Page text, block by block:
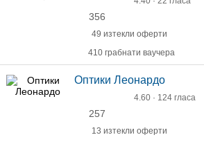
356
49 изтекли оферти
410 грабнати ваучера
Оптики Леонардо
4.60 · 124 гласа
257
13 изтекли оферти